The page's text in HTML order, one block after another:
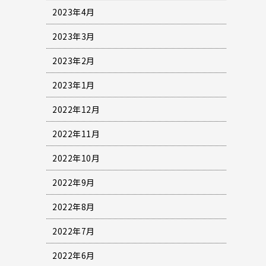
2023年4月
2023年3月
2023年2月
2023年1月
2022年12月
2022年11月
2022年10月
2022年9月
2022年8月
2022年7月
2022年6月